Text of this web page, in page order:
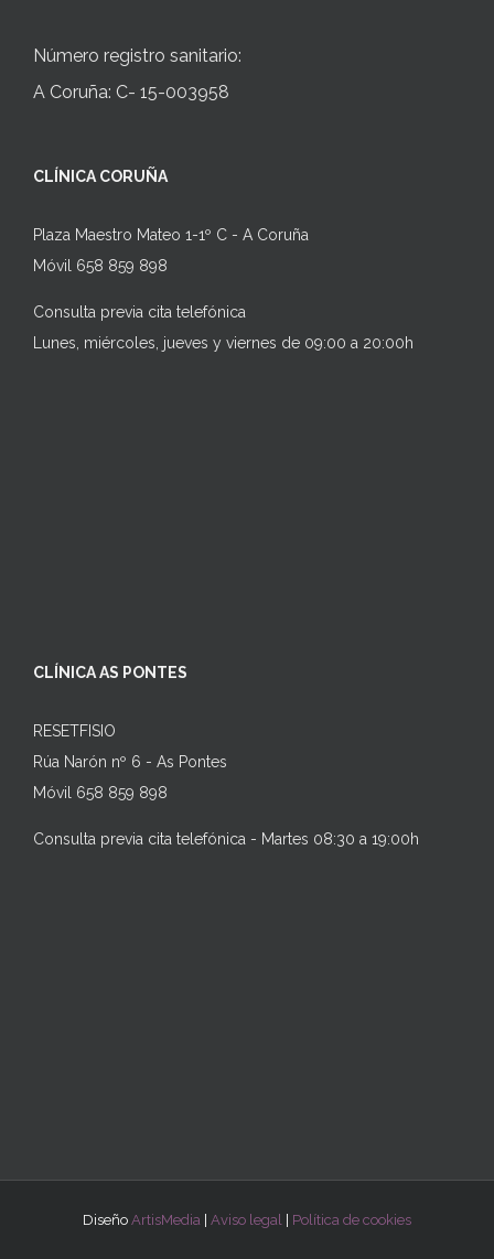
Número registro sanitario:
A Coruña: C- 15-003958
CLÍNICA CORUÑA
Plaza Maestro Mateo 1-1º C - A Coruña
Móvil 658 859 898
Consulta previa cita telefónica
Lunes, miércoles, jueves y viernes de 09:00 a 20:00h
CLÍNICA AS PONTES
RESETFISIO
Rúa Narón nº 6 - As Pontes
Móvil 658 859 898
Consulta previa cita telefónica - Martes 08:30 a 19:00h
Diseño ArtisMedia Aviso legal Política de cookies